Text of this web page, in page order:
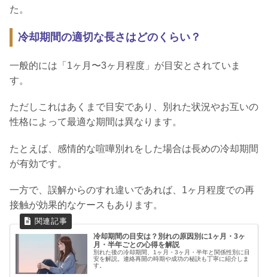
た。
冷却期間の適切な長さはどのくらい？
一般的には「1ヶ月〜3ヶ月程度」が目安とされていま
す。
ただしこれはあくまで目安であり、別れた状況やお互いの
性格によって最適な期間は異なります。
たとえば、感情的な喧嘩別れをした場合は長めの冷却期間
が有効です。
一方で、誤解からのすれ違いであれば、1ヶ月程度での再
接触が効果的なケースもあります。
冷却期間の目安は？別れの原因別に1ヶ月・3ヶ
月・半年ごとの心得を解説
別れた後の冷却期間、1ヶ月・3ヶ月・半年と関係性別に目
安を解説。連絡再開の時期や成功の秘訣も丁寧に紹介しま
す。